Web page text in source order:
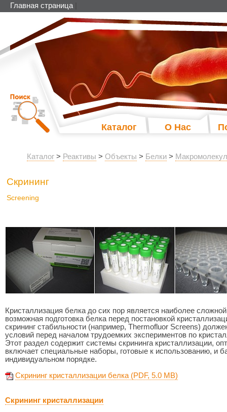
Главная страница
Каталог О Нас
Каталог > Реактивы > Объекты > Белки >
Скрининг
Screening
Кристаллизация белка до сих пор является наиболее
возможная подготовка белка перед постановкой
скрининг стабильности (например, Thermofluor Screens)
условий перед началом трудоемких экспериментов по
Этот раздел содержит системы скрининга кристаллизации,
включает специальные наборы, готовые к использованию, и
индивидуальном порядке.
Скрининг кристаллизации белка (PDF, 5.0 MB)
Скрининг кристаллизации